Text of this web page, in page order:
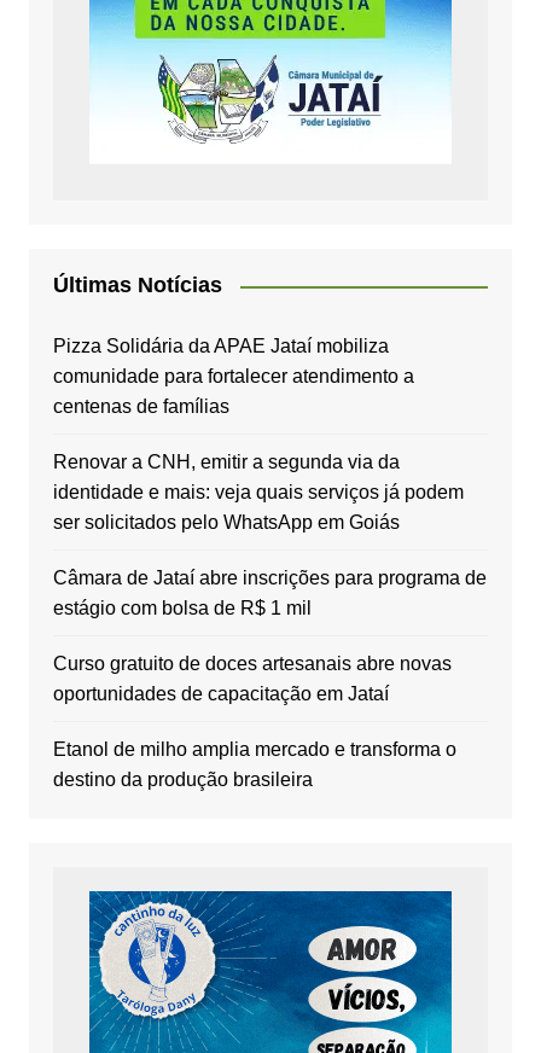
Últimas Notícias
Pizza Solidária da APAE Jataí mobiliza
comunidade para fortalecer atendimento a
centenas de famílias
Renovar a CNH, emitir a segunda via da
identidade e mais: veja quais serviços já podem
ser solicitados pelo WhatsApp em Goiás
Câmara de Jataí abre inscrições para programa de
estágio com bolsa de R$ 1 mil
Curso gratuito de doces artesanais abre novas
oportunidades de capacitação em Jataí
Etanol de milho amplia mercado e transforma o
destino da produção brasileira